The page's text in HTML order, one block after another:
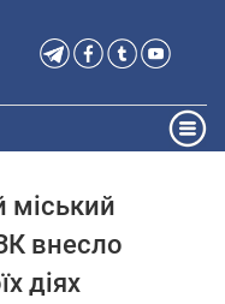
міський
внесло
діях